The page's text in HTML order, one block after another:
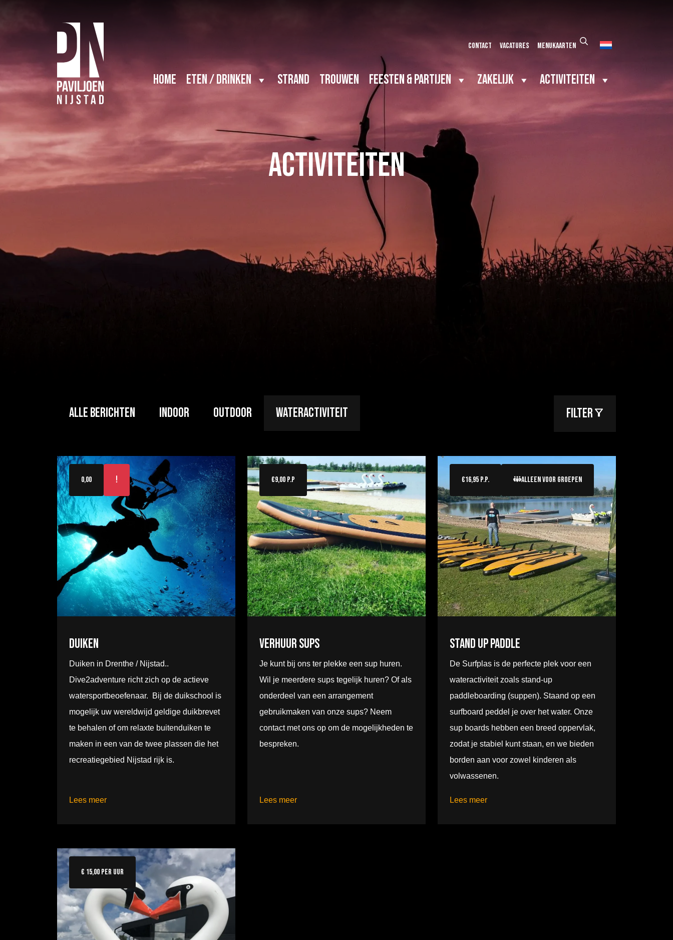
Contact Vacatures Menukaarten
Home Eten / Drinken Strand Trouwen Feesten & Partijen Zakelijk Activiteiten
Activiteiten
Alle berichten Indoor Outdoor Wateractiviteit Filter
0,00
Duiken
Duiken in Drenthe / Nijstad..
Dive2adventure richt zich op de actieve
watersportbeoefenaar. Bij de duikschool is
mogelijk uw wereldwijd geldige duikbrevet
te behalen of om relaxte buitenduiken te
maken in een van de twee plassen die het
recreatiegebied Nijstad rijk is.
Lees meer
€9,00 P.P
Verhuur sups
Je kunt bij ons ter plekke een sup huren.
Wil je meerdere sups tegelijk huren? Of als
onderdeel van een arrangement
gebruikmaken van onze sups? Neem
contact met ons op om de mogelijkheden te
bespreken.
Lees meer
€16,95 P.P. Alleen voor groepen
Stand Up Paddle
De Surfplas is de perfecte plek voor een
wateractiviteit zoals stand-up
paddleboarding (suppen). Staand op een
surfboard peddel je over het water. Onze
sup boards hebben een breed oppervlak,
zodat je stabiel kunt staan, en we bieden
borden aan voor zowel kinderen als
volwassenen.
Lees meer
€ 15,00 per uur